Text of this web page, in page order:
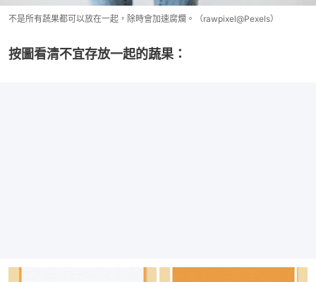
不是所有蔬果都可以放在一起，除時會加速腐爛。（rawpixel@Pexels）
按圖看清不宜存放一起的蔬果：